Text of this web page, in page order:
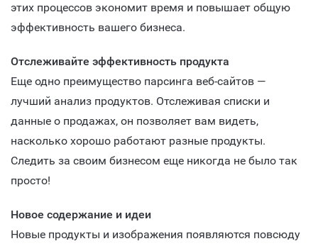
этих процессов экономит время и повышает общую
эффективность вашего бизнеса.
Отслеживайте эффективность продукта
Еще одно преимущество парсинга веб-сайтов —
лучший анализ продуктов. Отслеживая списки и
данные о продажах, он позволяет вам видеть,
насколько хорошо работают разные продукты.
Следить за своим бизнесом еще никогда не было так
просто!
Новое содержание и идеи
Новые продукты и изображения появляются повсюду